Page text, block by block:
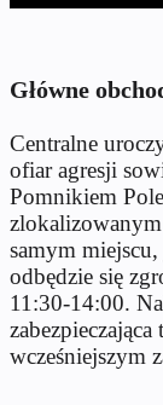
Główne
Centralne
ofiar agresji
Pomnikiem
samym
odbędzie się
11:30-14:00.
wcześniejszym